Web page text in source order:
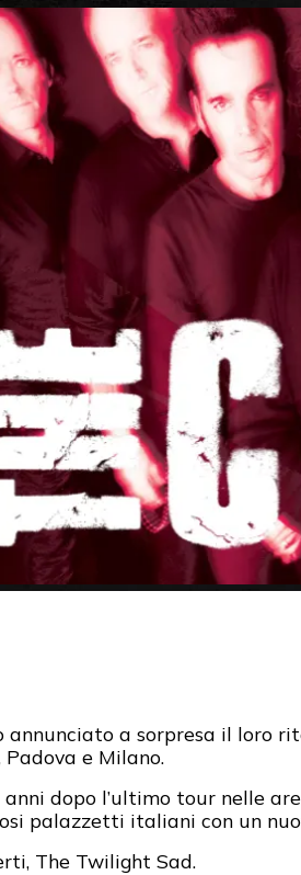
annunciato a sorpresa il loro
Padova e Milano.
dopo l’ultimo tour nelle
palazzetti italiani con un
The Twilight Sad.